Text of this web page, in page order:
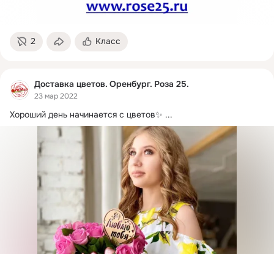
2 Класс
Доставка цветов. Оренбург. Роза 25.
23 мар 2022
Хороший день начинается с цветов✨ ...